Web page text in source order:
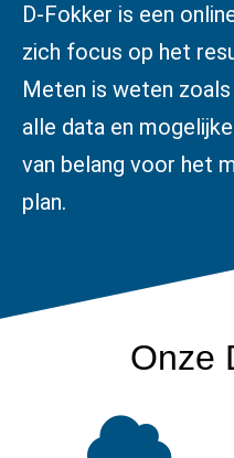
D-Fokker is een
zich focus op het
Meten is weten
alle data en
van belang voor het
plan.
Onze